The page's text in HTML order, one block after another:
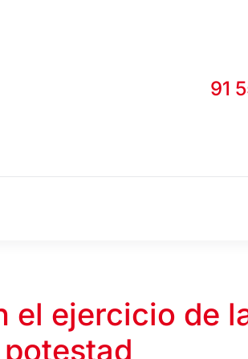
91
el ejercicio de
potestad